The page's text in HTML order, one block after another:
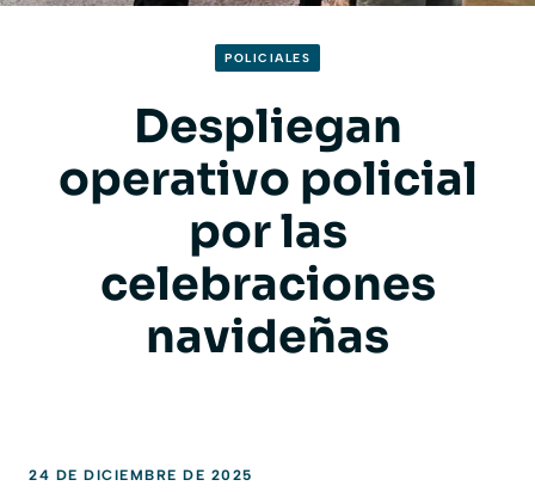
POLICIALES
Despliegan
operativo policial
por las
celebraciones
navideñas
24 DE DICIEMBRE DE 2025